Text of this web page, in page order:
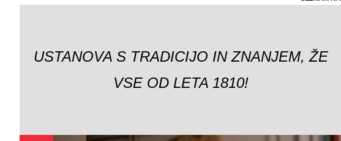
USTANOVA S TRADICIJO IN ZNANJEM, ŽE
VSE OD LETA 1810!